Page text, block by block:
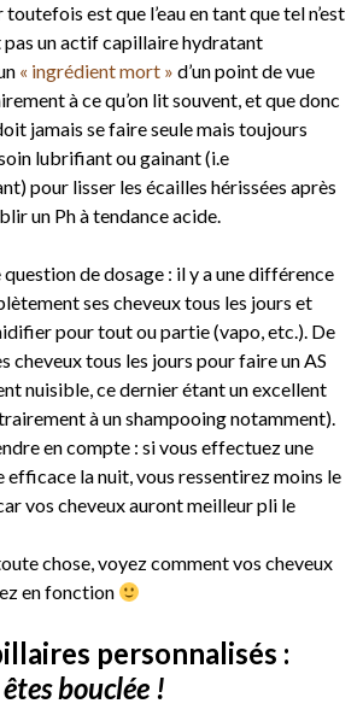
est que l’eau en tant que tel n’est
pas un actif capillaire hydratant
« ingrédient mort » d’un point de vue
à ce qu’on lit souvent, et que donc
jamais se faire seule mais toujours
lubrifiant ou gainant (i.e
pour lisser les écailles hérissées après
un Ph à tendance acide.
de dosage : il y a une différence
ses cheveux tous les jours et
pour tout ou partie (vapo, etc.). De
cheveux tous les jours pour faire un AS
nuisible, ce dernier étant un excellent
à un shampooing notamment).
en compte : si vous effectuez une
la nuit, vous ressentirez moins le
vos cheveux auront meilleur pli le
chose, voyez comment vos cheveux
en fonction
personnalisés :
bouclée !